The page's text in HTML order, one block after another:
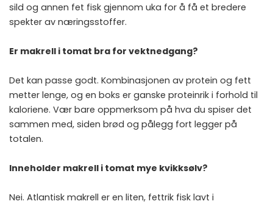
sild og annen fet fisk gjennom uka for å få et bredere
spekter av næringsstoffer.
Er makrell i tomat bra for vektnedgang?
Det kan passe godt. Kombinasjonen av protein og fett
metter lenge, og en boks er ganske proteinrik i forhold til
kaloriene. Vær bare oppmerksom på hva du spiser det
sammen med, siden brød og pålegg fort legger på
totalen.
Inneholder makrell i tomat mye kvikksølv?
Nei. Atlantisk makrell er en liten, fettrik fisk lavt i